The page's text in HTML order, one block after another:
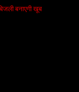
बनाएगी खूब